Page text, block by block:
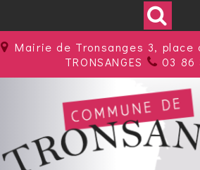
Mairie de Tronsanges 3,
TRONSANGES
03 86